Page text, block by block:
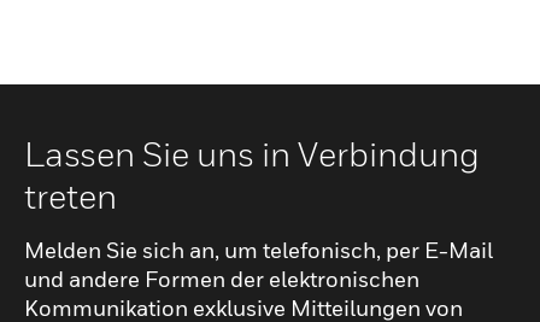
Lassen Sie uns in Verbindung
treten
Melden Sie sich an, um telefonisch, per E-Mail
und andere Formen der elektronischen
Kommunikation exklusive Mitteilungen von